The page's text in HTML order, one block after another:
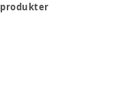
produkter